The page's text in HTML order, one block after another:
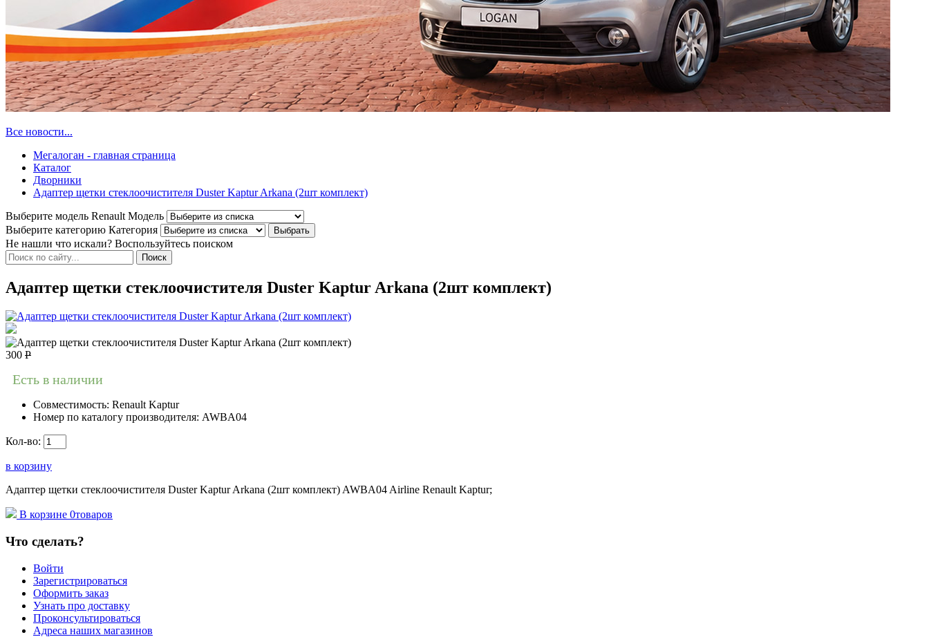
Все новости...
Мегалоган - главная страница
Каталог
Дворники
Адаптер щетки стеклоочистителя Duster Kaptur Arkana (2шт комплект)
Выберите модель Renault Модель
Выберите категорию Категория
Не нашли что искали? Воспользуйтесь поиском
Адаптер щетки стеклоочистителя Duster Kaptur Arkana (2шт комплект)
300 Р
Есть в наличии
Совместимость: Renault Kaptur
Номер по каталогу производителя: AWBA04
Кол-во:
в корзину
Адаптер щетки стеклоочистителя Duster Kaptur Arkana (2шт комплект) AWBA04 Airline Renault Kaptur;
В корзине 0товаров
Что сделать?
Войти
Зарегистрироваться
Оформить заказ
Узнать про доставку
Проконсультироваться
Адреса наших магазинов